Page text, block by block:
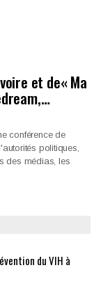
et de« Ma
conférence de
politiques,
des médias, les
du VIH à